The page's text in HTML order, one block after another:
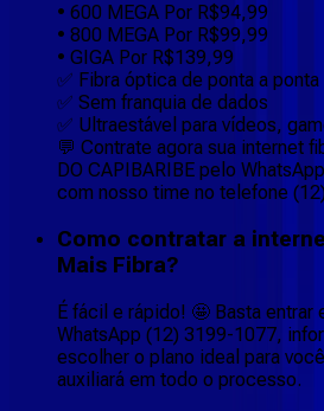
• 600 MEGA Por R$94,99
• 800 MEGA Por R$99,99
• GIGA Por R$139,99
✅ Fibra óptica de ponta a ponta
✅ Sem franquia de dados
✅ Ultraestável para vídeos,
💬 Contrate agora sua internet
DO CAPIBARIBE pelo
com nosso time no telefone
Como contratar a
Mais Fibra?
É fácil e rápido! 🤩 Basta entrar
WhatsApp (12) 3199-1077,
escolher o plano ideal para
auxiliará em todo o processo.